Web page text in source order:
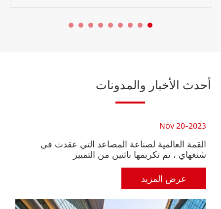
أحدث الأخبار والمدونات
Nov 20-2023
القمة العالمية لصناعة المصاعد التي عقدت في
شنغهاي ، تم تكريمها باثنين من التمييز
عرض المزيد